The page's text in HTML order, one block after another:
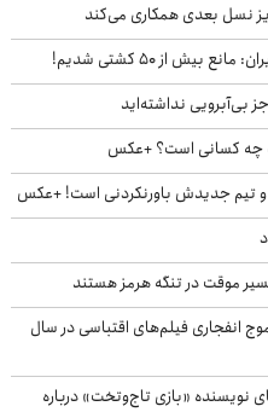
نسل بعدی همکاری می‌کند
بیش از ۵۰ کشتی شدیم!
بی‌آبرویی نداشته‌اید
چه کسانی است؟ +عکس
و تیم جدیدش باورنکردنی است! +عکس
موقت در تنگه هرمز هستند
انفجاری فیلم‌های اقتباسی در سال
نویسنده «بازی تاج‌وتخت» درباره